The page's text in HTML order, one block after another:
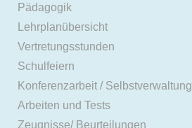
Pädagogik
Lehrplanübersicht
Vertretungsstunden
Schulfeiern
Konferenzarbeit / Selbstverwaltung
Arbeiten und Tests
Zeugnisse/ Beurteilungen